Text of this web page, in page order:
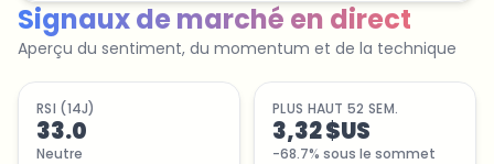
Signaux de marché en direct
Aperçu du sentiment, du momentum et de la technique
RSI (14J)
33.0
Neutre
PLUS HAUT 52 SEM.
3,32 $US
-68.7% sous le sommet